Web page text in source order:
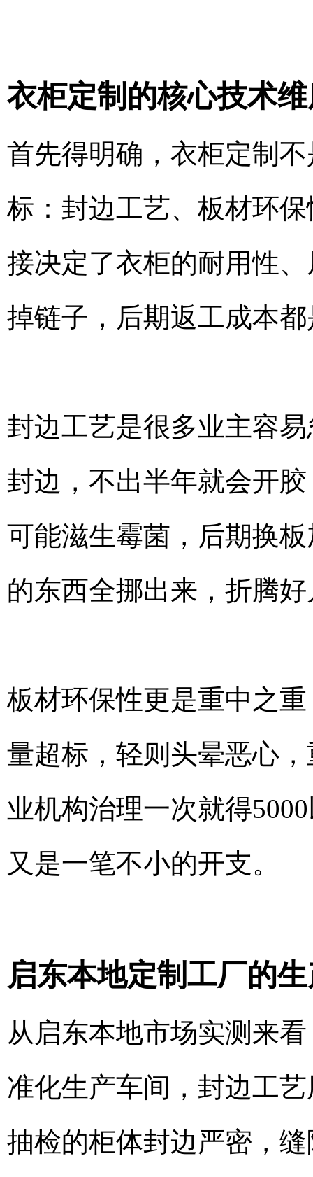
衣柜定制的核心技术
首先得明确，衣柜定制
标：封边工艺、板材环
接决定了衣柜的耐用性
掉链子，后期返工成本
封边工艺是很多业主容
封边，不出半年就会开
可能滋生霉菌，后期换
的东西全挪出来，折腾
板材环保性更是重中之
量超标，轻则头晕恶心
业机构治理一次就得
又是一笔不小的开支。
启东本地定制工厂的
从启东本地市场实测来
准化生产车间，封边工
抽检的柜体封边严密，